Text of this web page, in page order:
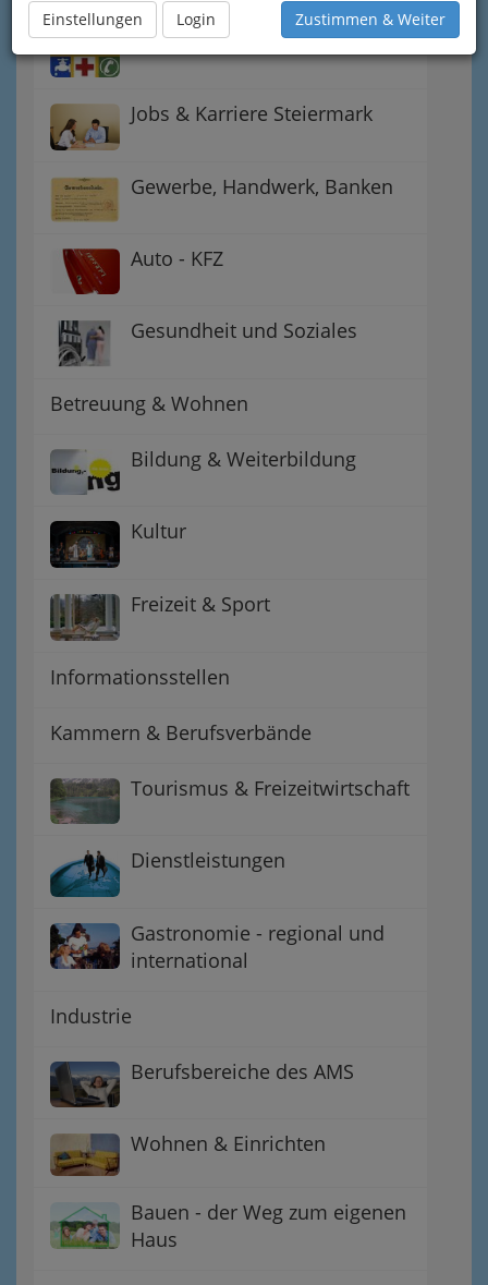
Einstellungen Login Zustimmen & Weiter
Notdienste für (fast) alle Fälle
Jobs & Karriere Steiermark
Gewerbe, Handwerk, Banken
Auto - KFZ
Gesundheit und Soziales
Betreuung & Wohnen
Bildung & Weiterbildung
Kultur
Freizeit & Sport
Informationsstellen
Kammern & Berufsverbände
Tourismus & Freizeitwirtschaft
Dienstleistungen
Gastronomie - regional und
international
Industrie
Berufsbereiche des AMS
Wohnen & Einrichten
Bauen - der Weg zum eigenen
Haus